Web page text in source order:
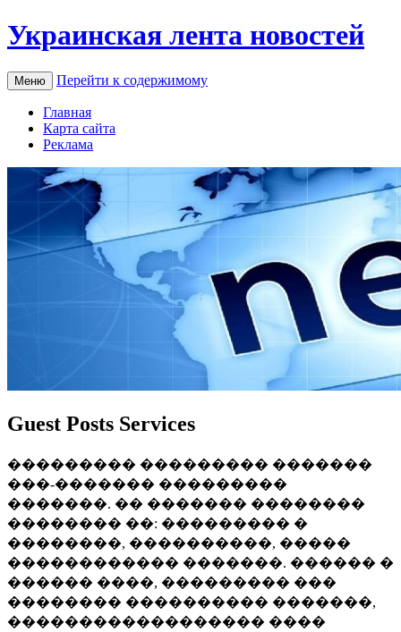
Украинская лента новостей
Меню Перейти к содержимому
Главная
Карта сайта
Реклама
Guest Posts Services
��������� ��������� �������
���-������� ���������
�������. �� ������� ��������
�������� ��: ��������� �
��������, ����������, �����
������������ �������. ������ �
������ ����, ��������� ���
�������� ���������� �������,
������������������ ����